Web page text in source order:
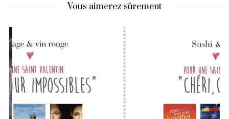
Vous aimerez sûrement